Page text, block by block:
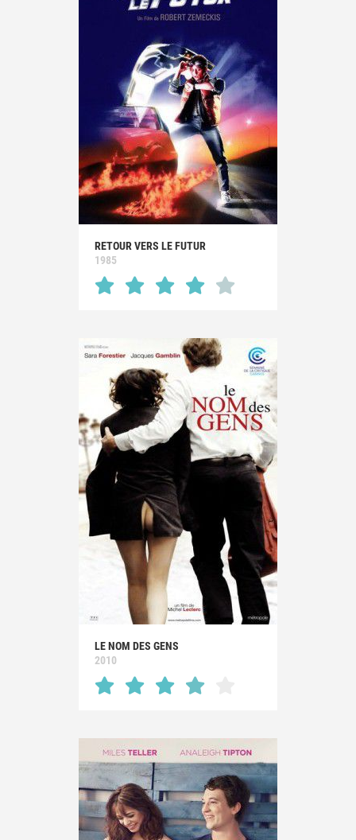
RETOUR VERS LE FUTUR
1985
LE NOM DES GENS
2010